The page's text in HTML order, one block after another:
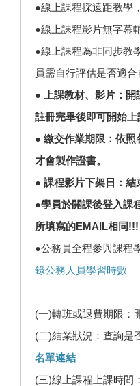
●線上課程採遠距教學
●線上課程影片無字幕
●線上課程為非同步教
員需自行評估是否適合
● 上課教材、影片：開
註冊完畢後即可開始上
● 繳交作業期限：依
才會製作證書。
● 課程影片下架日：結
●學員於開課後登入課
所填寫的EMAIL相同!!!
●公務員全程參與課程
錄公務人員學習時數
(一)轉班或退費期限：
(二)結業狀況：查詢是
名單連結
(三)線上課程上課時間